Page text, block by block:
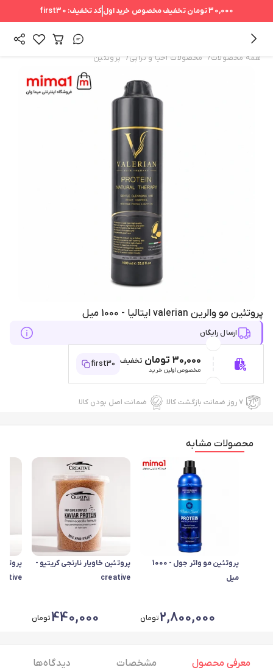
30,000 تومان تخفیف مخصوص خرید اول کد تخفیف: first30
همه محصولات/ محصولات احیا و تراپی/ پروتئین
پروتئین مو والرین valerian ایتالیا - 1000 میل
ارسال رایگان
30,000 تومان تخفیف
مخصوص اولین خرید
first30
۷ روز ضمانت بازگشت کالا ضمانت اصل بودن کالا
محصولات مشابه
پروتئین مو واتر جول - 1000
میل
2,800,000تومان
پروتئین خاویار نارنجی کریتیو -
creative
440,000تومان
معرفی محصول مشخصات
دیدگاه ها